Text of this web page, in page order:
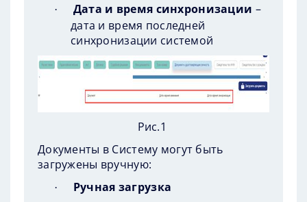
· Дата и время синхронизации –
дата и время последней
синхронизации системой
Рис.1
Документы в Систему могут быть
загружены вручную:
·
Ручная загрузка